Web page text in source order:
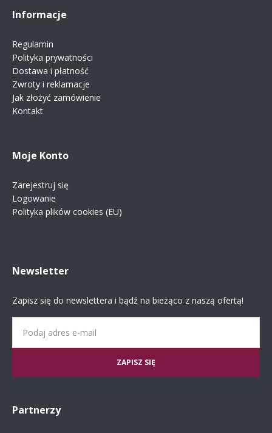
Informacje
Regulamin
Polityka prywatności
Dostawa i płatność
Zwroty i reklamacje
Jak złożyć zamówienie
Kontakt
Moje Konto
Zarejestruj się
Logowanie
Polityka plików cookies (EU)
Newsletter
Zapisz się do newslettera i bądź na bieżąco z naszą ofertą!
Partnerzy